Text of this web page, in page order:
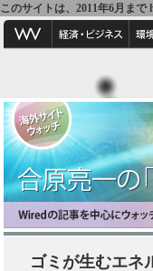
このサイトは、2011年6月ま
ゴミが生むエネ